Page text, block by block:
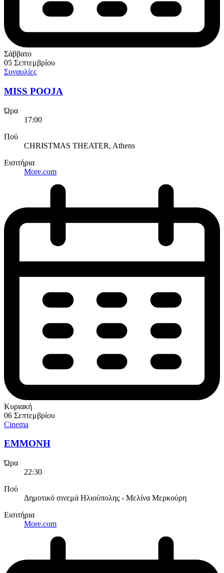
Σάββατο
05 Σεπτεμβρίου
Συναυλίες
MISS POOJA
Ώρα
17:00
Πού
CHRISTMAS THEATER, Athens
Εισιτήρια
More.com
Κυριακή
06 Σεπτεμβρίου
Cinema
EMMONH
Ώρα
22:30
Πού
Δημοτικό σινεμά Ηλιούπολης - Μελίνα Μερκούρη
Εισιτήρια
More.com